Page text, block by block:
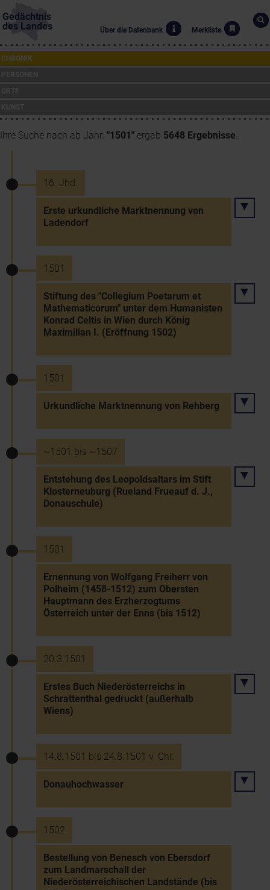
Gedächtnis
des Landes
Über die Datenbank Merkliste
CHRONIK
Ihre Suche nach ab Jahr: "1501" ergab 5648 Ergebnisse.
16. Jhd.
Erste urkundliche Marktnennung von
Ladendorf
1501
Stiftung des "Collegium Poetarum et
Mathematicorum" unter dem Humanisten
Konrad Celtis in Wien durch König
Maximilian I. (Eröffnung 1502)
1501
Urkundliche Marktnennung von Rehberg
~1501 bis ~1507
Entstehung des Leopoldsaltars im Stift
Klosterneuburg (Rueland Frueauf d. J.,
Donauschule)
1501
Ernennung von Wolfgang Freiherr von
Polheim (1458-1512) zum Obersten
Hauptmann des Erzherzogtums
Österreich unter der Enns (bis 1512)
20.3.1501
Erstes Buch Niederösterreichs in
Schrattenthal gedruckt (außerhalb
Wiens)
14.8.1501 bis 24.8.1501 v. Chr.
Donauhochwasser
1502
Bestellung von Benesch von Ebersdorf
zum Landmarschall der
Niederösterreichischen Landstände (bis